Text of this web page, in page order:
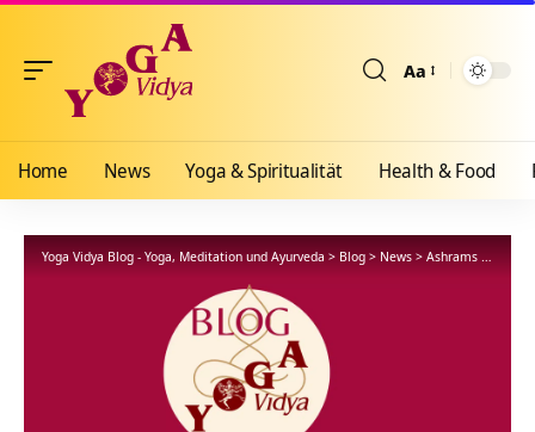
Aa
Home News Yoga & Spiritualität Health & Food
Yoga Vidya Blog - Yoga, Meditation und Ayurveda > Blog > News > Ashrams